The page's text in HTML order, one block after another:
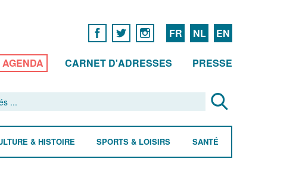
FR NL EN
AGENDA CARNET D'ADRESSES PRESSE
& HISTOIRE SPORTS & LOISIRS SANTÉ